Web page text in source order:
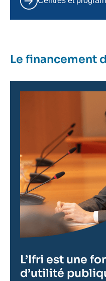
Le financement
L’Ifri est une
d’utilité